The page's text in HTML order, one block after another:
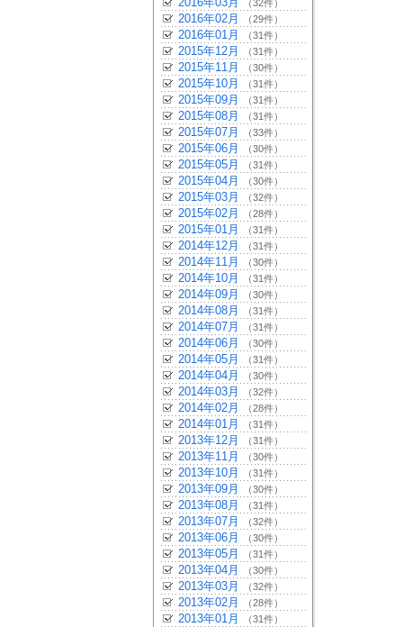
（32件）
2016年02月 （29件）
2016年01月 （31件）
2015年12月 （31件）
2015年11月 （30件）
2015年10月 （31件）
2015年09月 （31件）
2015年08月 （31件）
2015年07月 （33件）
2015年06月 （30件）
2015年05月 （31件）
2015年04月 （30件）
2015年03月 （32件）
2015年02月 （28件）
2015年01月 （31件）
2014年12月 （31件）
2014年11月 （30件）
2014年10月 （31件）
2014年09月 （30件）
2014年08月 （31件）
2014年07月 （31件）
2014年06月 （30件）
2014年05月 （31件）
2014年04月 （30件）
2014年03月 （32件）
2014年02月 （28件）
2014年01月 （31件）
2013年12月 （31件）
2013年11月 （30件）
2013年10月 （31件）
2013年09月 （30件）
2013年08月 （31件）
2013年07月 （32件）
2013年06月 （30件）
2013年05月 （31件）
2013年04月 （30件）
2013年03月 （32件）
2013年02月 （28件）
2013年01月 （31件）